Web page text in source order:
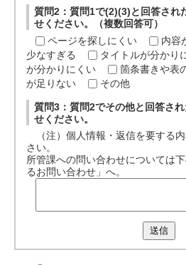
質問2：質問1で(2)(3)と回答され
せください。（複数回答可）
ページを探しにくい
内容
少なすぎる
タイトルが分かり
が分かりにくい
箇条書きや表
が足りない
その他
質問3：質問2でその他と回答さ
せください。
（注）個人情報・返信を要する
さい。
所管課への問い合わせについては
るお問い合わせ」へ。
送信